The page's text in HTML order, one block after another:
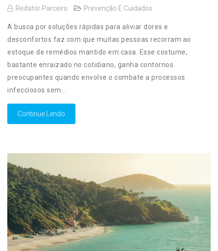
Redator Parceiro Prevenção E Cuidados
A busca por soluções rápidas para aliviar dores e
desconfortos faz com que muitas pessoas recorram ao
estoque de remédios mantido em casa. Esse costume,
bastante enraizado no cotidiano, ganha contornos
preocupantes quando envolve o combate a processos
infecciosos sem…
Continue Lendo